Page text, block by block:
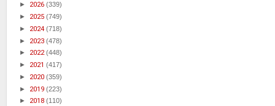
► 2026 (339)
► 2025 (749)
► 2024 (718)
► 2023 (478)
► 2022(448)
► 2021 (417)
► 2020 (359)
► 2019 (223)
► 2018 (110)